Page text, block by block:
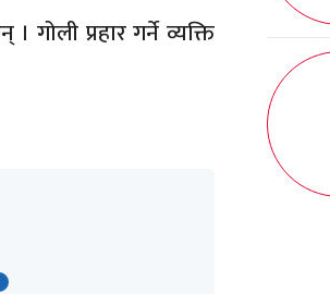
प्रहार गर्ने व्यक्ति